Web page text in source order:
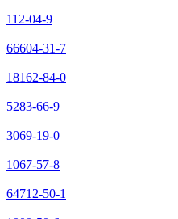
112-04-9
66604-31-7
18162-84-0
5283-66-9
3069-19-0
1067-57-8
64712-50-1